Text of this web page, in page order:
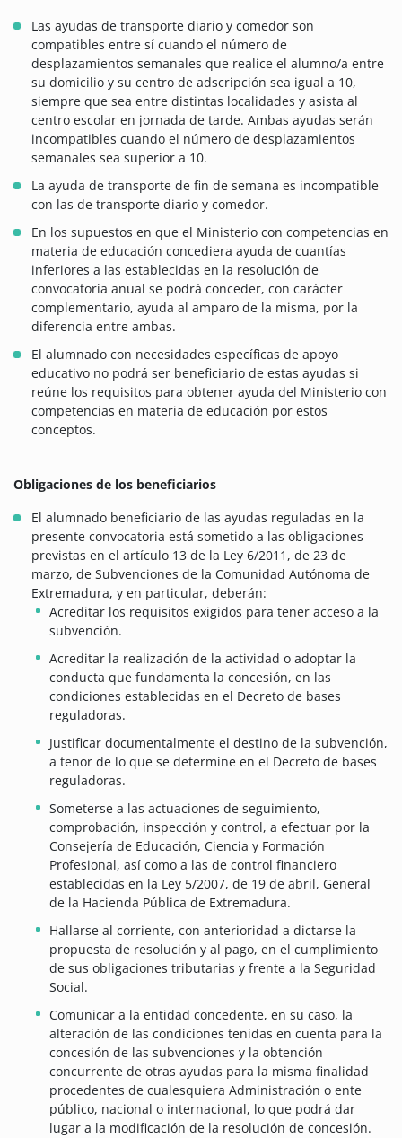
Las ayudas de transporte diario y comedor son
compatibles entre sí cuando el número de
desplazamientos semanales que realice el alumno/a entre
su domicilio y su centro de adscripción sea igual a 10,
siempre que sea entre distintas localidades y asista al
centro escolar en jornada de tarde. Ambas ayudas serán
incompatibles cuando el número de desplazamientos
semanales sea superior a 10.
La ayuda de transporte de fin de semana es incompatible
con las de transporte diario y comedor.
En los supuestos en que el Ministerio con competencias en
materia de educación concediera ayuda de cuantías
inferiores a las establecidas en la resolución de
convocatoria anual se podrá conceder, con carácter
complementario, ayuda al amparo de la misma, por la
diferencia entre ambas.
El alumnado con necesidades específicas de apoyo
educativo no podrá ser beneficiario de estas ayudas si
reúne los requisitos para obtener ayuda del Ministerio con
competencias en materia de educación por estos
conceptos.
Obligaciones de los beneficiarios
El alumnado beneficiario de las ayudas reguladas en la
presente convocatoria está sometido a las obligaciones
previstas en el artículo 13 de la Ley 6/2011, de 23 de
marzo, de Subvenciones de la Comunidad Autónoma de
Extremadura, y en particular, deberán:
Acreditar los requisitos exigidos para tener acceso a la
subvención.
Acreditar la realización de la actividad o adoptar la
conducta que fundamenta la concesión, en las
condiciones establecidas en el Decreto de bases
reguladoras.
Justificar documentalmente el destino de la subvención,
a tenor de lo que se determine en el Decreto de bases
reguladoras.
Someterse a las actuaciones de seguimiento,
comprobación, inspección y control, a efectuar por la
Consejería de Educación, Ciencia y Formación
Profesional, así como a las de control financiero
establecidas en la Ley 5/2007, de 19 de abril, General
de la Hacienda Pública de Extremadura.
Hallarse al corriente, con anterioridad a dictarse la
propuesta de resolución y al pago, en el cumplimiento
de sus obligaciones tributarias y frente a la Seguridad
Social.
Comunicar a la entidad concedente, en su caso, la
alteración de las condiciones tenidas en cuenta para la
concesión de las subvenciones y la obtención
concurrente de otras ayudas para la misma finalidad
procedentes de cualesquiera Administración o ente
público, nacional o internacional, lo que podrá dar
lugar a la modificación de la resolución de concesión.